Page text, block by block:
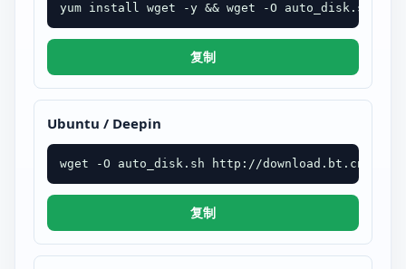
yum install wget -y && wget -O auto_disk.sh
复制
Ubuntu / Deepin
wget -O auto_disk.sh http://download.bt.cn/
复制